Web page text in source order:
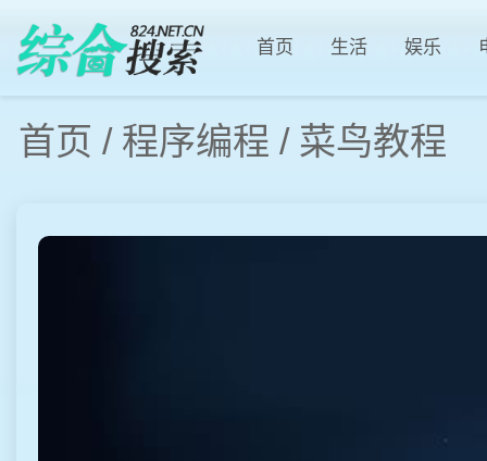
首页 生活 娱乐
首页 / 程序编程 / 菜鸟教程